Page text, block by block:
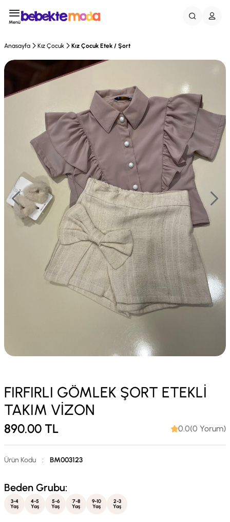
Menü
Anasayfa Kız Çocuk Kız Çocuk Etek / Şort
FIRFIRLI GÖMLEK ŞORT ETEKLİ
TAKIM VİZON
890.00 TL 0.0(0 Yorum)
Ürün Kodu : BM003123
Beden Grubu:
3-4
Yaş
4-5
Yaş
5-6
Yaş
7-8
Yaş
9-10
Yaş
2-3
Yaş